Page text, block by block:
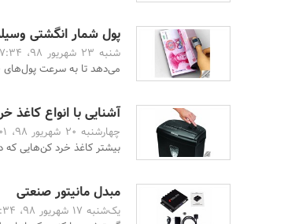
پول شمار انگشتی
شنبه 23 شهریور 98، 17:34 -
می‌دهد تا به سرعت پول‌های
آشنایی با انواع کاغذ
چهارشنبه 20 شهریور 98، 10:01 -
بیشتر کاغذ خرد کن‌هایی که
مبدل مانیتور صنعتی
یک‌شنبه 17 شهریور 98، 16:34 -